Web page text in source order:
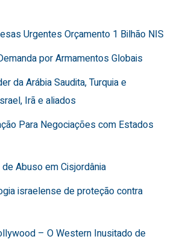
Urgentes Orçamento 1 Bilhão NIS
por Armamentos Globais
da Arábia Saudita, Turquia e
Irã e aliados
Para Negociações com Estados
Abuso em Cisjordânia
israelense de proteção contra
– O Western Inusitado de